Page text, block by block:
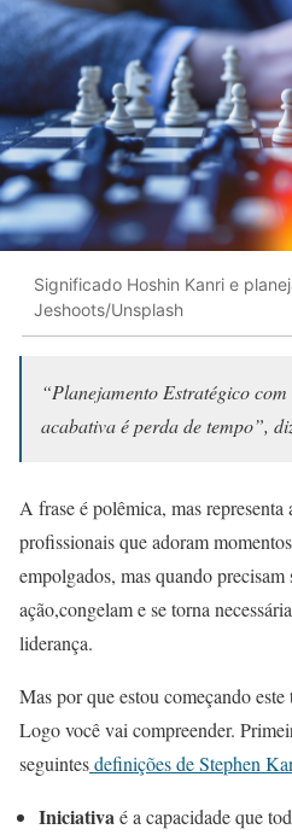
Significado Hoshin Kanri e
Jeshoots/Unsplash
“Planejamento Estratégico
acabativa é perda de tempo”,
A frase é polêmica, mas
profissionais que adoram
empolgados, mas quando
ação,congelam e se torna
liderança.
Mas por que estou começando
Logo você vai compreender.
seguintesdefinições de Stephen
Iniciativa é a capacidade que